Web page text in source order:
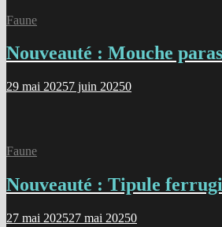
Faune
Nouveauté : Mouche
29 mai 20257 juin 20250
Faune
Nouveauté : Tipule
27 mai 202527 mai 20250